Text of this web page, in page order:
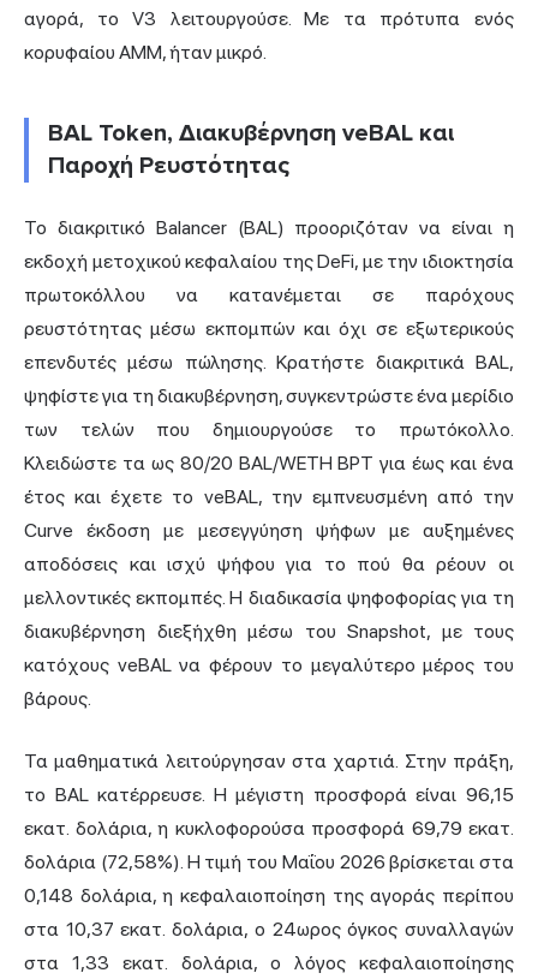
αγορά, το V3 λειτουργούσε. Με τα πρότυπα ενός
κορυφαίου AMM, ήταν μικρό.
BAL Token, Διακυβέρνηση veBAL και
Παροχή Ρευστότητας
Το διακριτικό Balancer (BAL) προοριζόταν να είναι η
εκδοχή μετοχικού κεφαλαίου της DeFi, με την ιδιοκτησία
πρωτοκόλλου να κατανέμεται σε παρόχους
ρευστότητας μέσω εκπομπών και όχι σε εξωτερικούς
επενδυτές μέσω πώλησης. Κρατήστε διακριτικά BAL,
ψηφίστε για τη διακυβέρνηση, συγκεντρώστε ένα μερίδιο
των τελών που δημιουργούσε το πρωτόκολλο.
Κλειδώστε τα ως 80/20 BAL/WETH BPT για έως και ένα
έτος και έχετε το veBAL, την εμπνευσμένη από την
Curve έκδοση με μεσεγγύηση ψήφων με αυξημένες
αποδόσεις και ισχύ ψήφου για το πού θα ρέουν οι
μελλοντικές εκπομπές. Η διαδικασία ψηφοφορίας για τη
διακυβέρνηση διεξήχθη μέσω του Snapshot, με τους
κατόχους veBAL να φέρουν το μεγαλύτερο μέρος του
βάρους.
Τα μαθηματικά λειτούργησαν στα χαρτιά. Στην πράξη,
το BAL κατέρρευσε. Η μέγιστη προσφορά είναι 96,15
εκατ. δολάρια, η κυκλοφορούσα προσφορά 69,79 εκατ.
δολάρια (72,58%). Η τιμή του Μαΐου 2026 βρίσκεται στα
0,148 δολάρια, η κεφαλαιοποίηση της αγοράς περίπου
στα 10,37 εκατ. δολάρια, ο 24ωρος όγκος συναλλαγών
στα 1,33 εκατ. δολάρια, ο λόγος κεφαλαιοποίησης